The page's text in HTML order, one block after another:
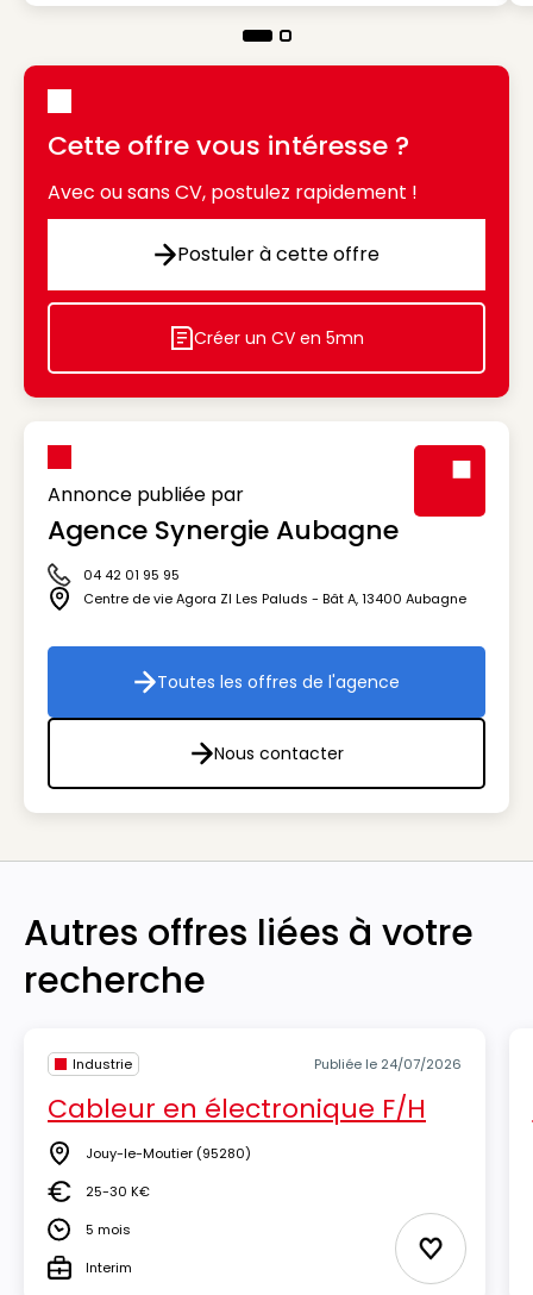
Cette offre vous intéresse ?
Avec ou sans CV, postulez rapidement !
Postuler à cette offre
Postuler à cette offre
Icon decorative
Créer un CV en 5mn
Annonce publiée par
Agence Synergie Aubagne
Icône téléphone
04 42 01 95 95
Icône adresse
Centre de vie Agora ZI Les Paluds - Bât A,13400 Aubagne
Toutes les offres de l'agence
Toutes les offres de l'agence
Nous contacter
Nous contacter
Autres offres liées à votre
recherche
Industrie Publiée le 24/07/2026
Cableur en électronique F/H
Lieu Jouy-le-Moutier (95280)
Salaire25-30 K€
Durée5 mois
TypeInterim Ajouter